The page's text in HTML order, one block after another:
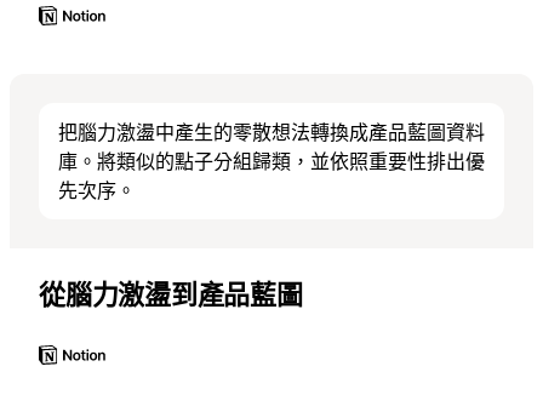
把腦力激盪中產生的零散想法轉換成產品藍圖資料
庫。將類似的點子分組歸類，並依照重要性排出優
先次序。
從腦力激盪到產品藍圖